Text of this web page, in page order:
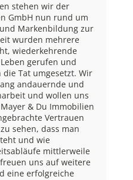
stehen wir der
GmbH nun rund um
Markenbildung zur
wurden mehrere
wiederkehrende
gerufen und
Tat umgesetzt. Wir
andauernde und
und wollen uns
& Du Immobilien
Vertrauen
sehen, dass man
und wie
mittlerweile
uns auf weitere
eine erfolgreiche